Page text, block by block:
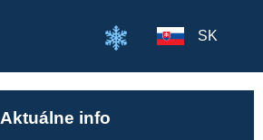
SK
Aktuálne info